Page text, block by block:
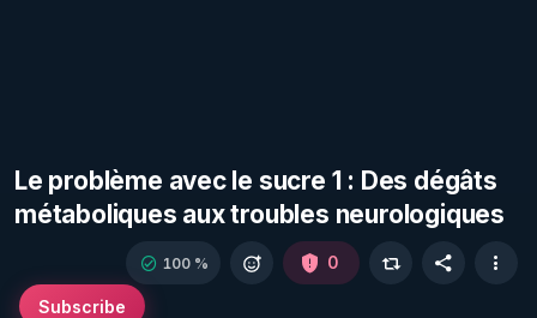
Le problème avec le sucre 1 : Des dégâts
métaboliques aux troubles neurologiques
Subscribe
100 % 0